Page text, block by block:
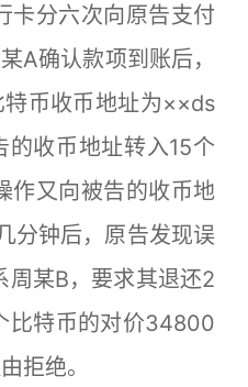
卡分六次向原告支付
A确认款项到账后，
币收币地址为××ds
收币地址转入15个
作又向被告的收币地
分钟后，原告发现误
周某B，要求其退还2
比特币的对价34800
拒绝。